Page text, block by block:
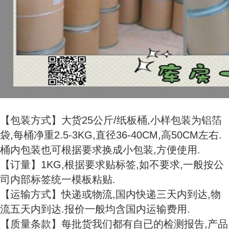
【包装方式】大货25公斤/纸板桶,小样包装为铝箔
袋,每桶净重2.5-3KG,直径36-40CM,高50CM左右.
桶内包装也可根据要求换成小包装,方便使用.
【订量】1KG,根据要求贴标签,如不要求,一般按公
司内部标签统一模板粘贴.
【运输方式】快递或物流,国内快递三天内到达,物
流五天内到达.报价一般均含国内运输费用.
【质量条款】每批货我们都有自已的检测报告,产品